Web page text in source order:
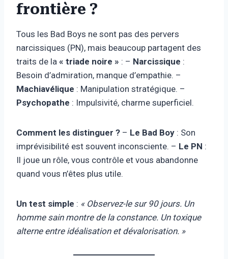
frontière ?
Tous les Bad Boys ne sont pas des pervers
narcissiques (PN), mais beaucoup partagent des
traits de la « triade noire » : – Narcissique :
Besoin d’admiration, manque d’empathie. –
Machiavélique : Manipulation stratégique. –
Psychopathe : Impulsivité, charme superficiel.
Comment les distinguer ? – Le Bad Boy : Son
imprévisibilité est souvent inconsciente. – Le PN :
Il joue un rôle, vous contrôle et vous abandonne
quand vous n’êtes plus utile.
Un test simple : « Observez-le sur 90 jours. Un
homme sain montre de la constance. Un toxique
alterne entre idéalisation et dévalorisation. »